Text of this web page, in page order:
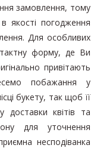
замовлення, тому
якості погодження
Для особливих
форму, де Ви
привітають
побажання у
букету, так щоб її
квітів та
для уточнення
несподіванка